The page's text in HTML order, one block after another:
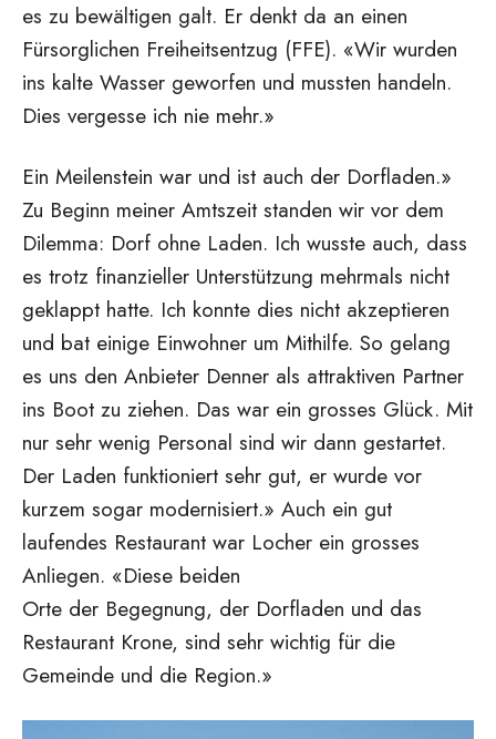
es zu bewältigen galt. Er denkt da an einen
Fürsorglichen Freiheitsentzug (FFE). «Wir wurden
ins kalte Wasser geworfen und mussten handeln.
Dies vergesse ich nie mehr.»
Ein Meilenstein war und ist auch der Dorfladen.»
Zu Beginn meiner Amtszeit standen wir vor dem
Dilemma: Dorf ohne Laden. Ich wusste auch, dass
es trotz finanzieller Unterstützung mehrmals nicht
geklappt hatte. Ich konnte dies nicht akzeptieren
und bat einige Einwohner um Mithilfe. So gelang
es uns den Anbieter Denner als attraktiven Partner
ins Boot zu ziehen. Das war ein grosses Glück. Mit
nur sehr wenig Personal sind wir dann gestartet.
Der Laden funktioniert sehr gut, er wurde vor
kurzem sogar modernisiert.» Auch ein gut
laufendes Restaurant war Locher ein grosses
Anliegen. «Diese beiden
Orte der Begegnung, der Dorfladen und das
Restaurant Krone, sind sehr wichtig für die
Gemeinde und die Region.»